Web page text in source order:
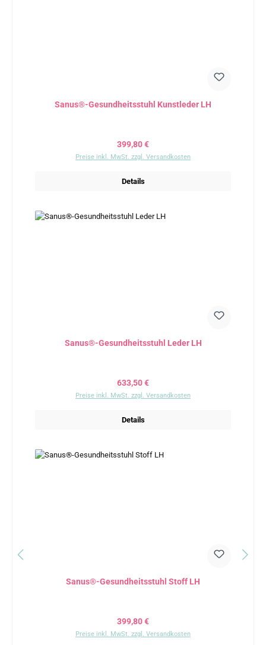
Sanus®-Gesundheitsstuhl Kunstleder LH
Regulärer Preis:
399,80 €
Preise inkl. MwSt. zzgl. Versandkosten
Details
Sanus®-Gesundheitsstuhl Leder LH
Regulärer Preis:
633,50 €
Preise inkl. MwSt. zzgl. Versandkosten
Details
Sanus®-Gesundheitsstuhl Stoff LH
Regulärer Preis:
399,80 €
Preise inkl. MwSt. zzgl. Versandkosten